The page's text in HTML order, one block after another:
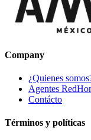
Company
¿Quienes
Agentes
Contácto
Términos y políticas